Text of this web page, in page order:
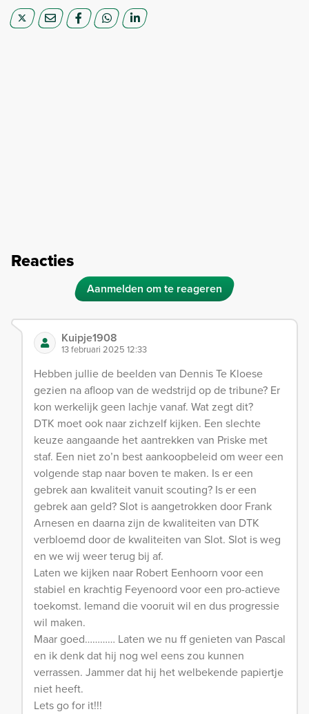
Reacties
Aanmelden om te reageren
Kuipje1908
13 februari 2025 12:33
Hebben jullie de beelden van Dennis Te Kloese
gezien na afloop van de wedstrijd op de tribune? Er
kon werkelijk geen lachje vanaf. Wat zegt dit?
DTK moet ook naar zichzelf kijken. Een slechte
keuze aangaande het aantrekken van Priske met
staf. Een niet zo’n best aankoopbeleid om weer een
volgende stap naar boven te maken. Is er een
gebrek aan kwaliteit vanuit scouting? Is er een
gebrek aan geld? Slot is aangetrokken door Frank
Arnesen en daarna zijn de kwaliteiten van DTK
verbloemd door de kwaliteiten van Slot. Slot is weg
en we wij weer terug bij af.
Laten we kijken naar Robert Eenhoorn voor een
stabiel en krachtig Feyenoord voor een pro-actieve
toekomst. Iemand die vooruit wil en dus progressie
wil maken.
Maar goed………… Laten we nu ff genieten van Pascal
en ik denk dat hij nog wel eens zou kunnen
verrassen. Jammer dat hij het welbekende papiertje
niet heeft.
Lets go for it!!!